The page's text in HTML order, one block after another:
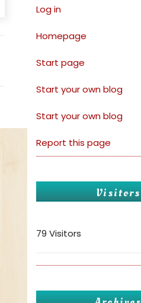
Log in
Homepage
Start page
Start your own blog
Start your own blog
Report this page
Visitors
79 Visitors